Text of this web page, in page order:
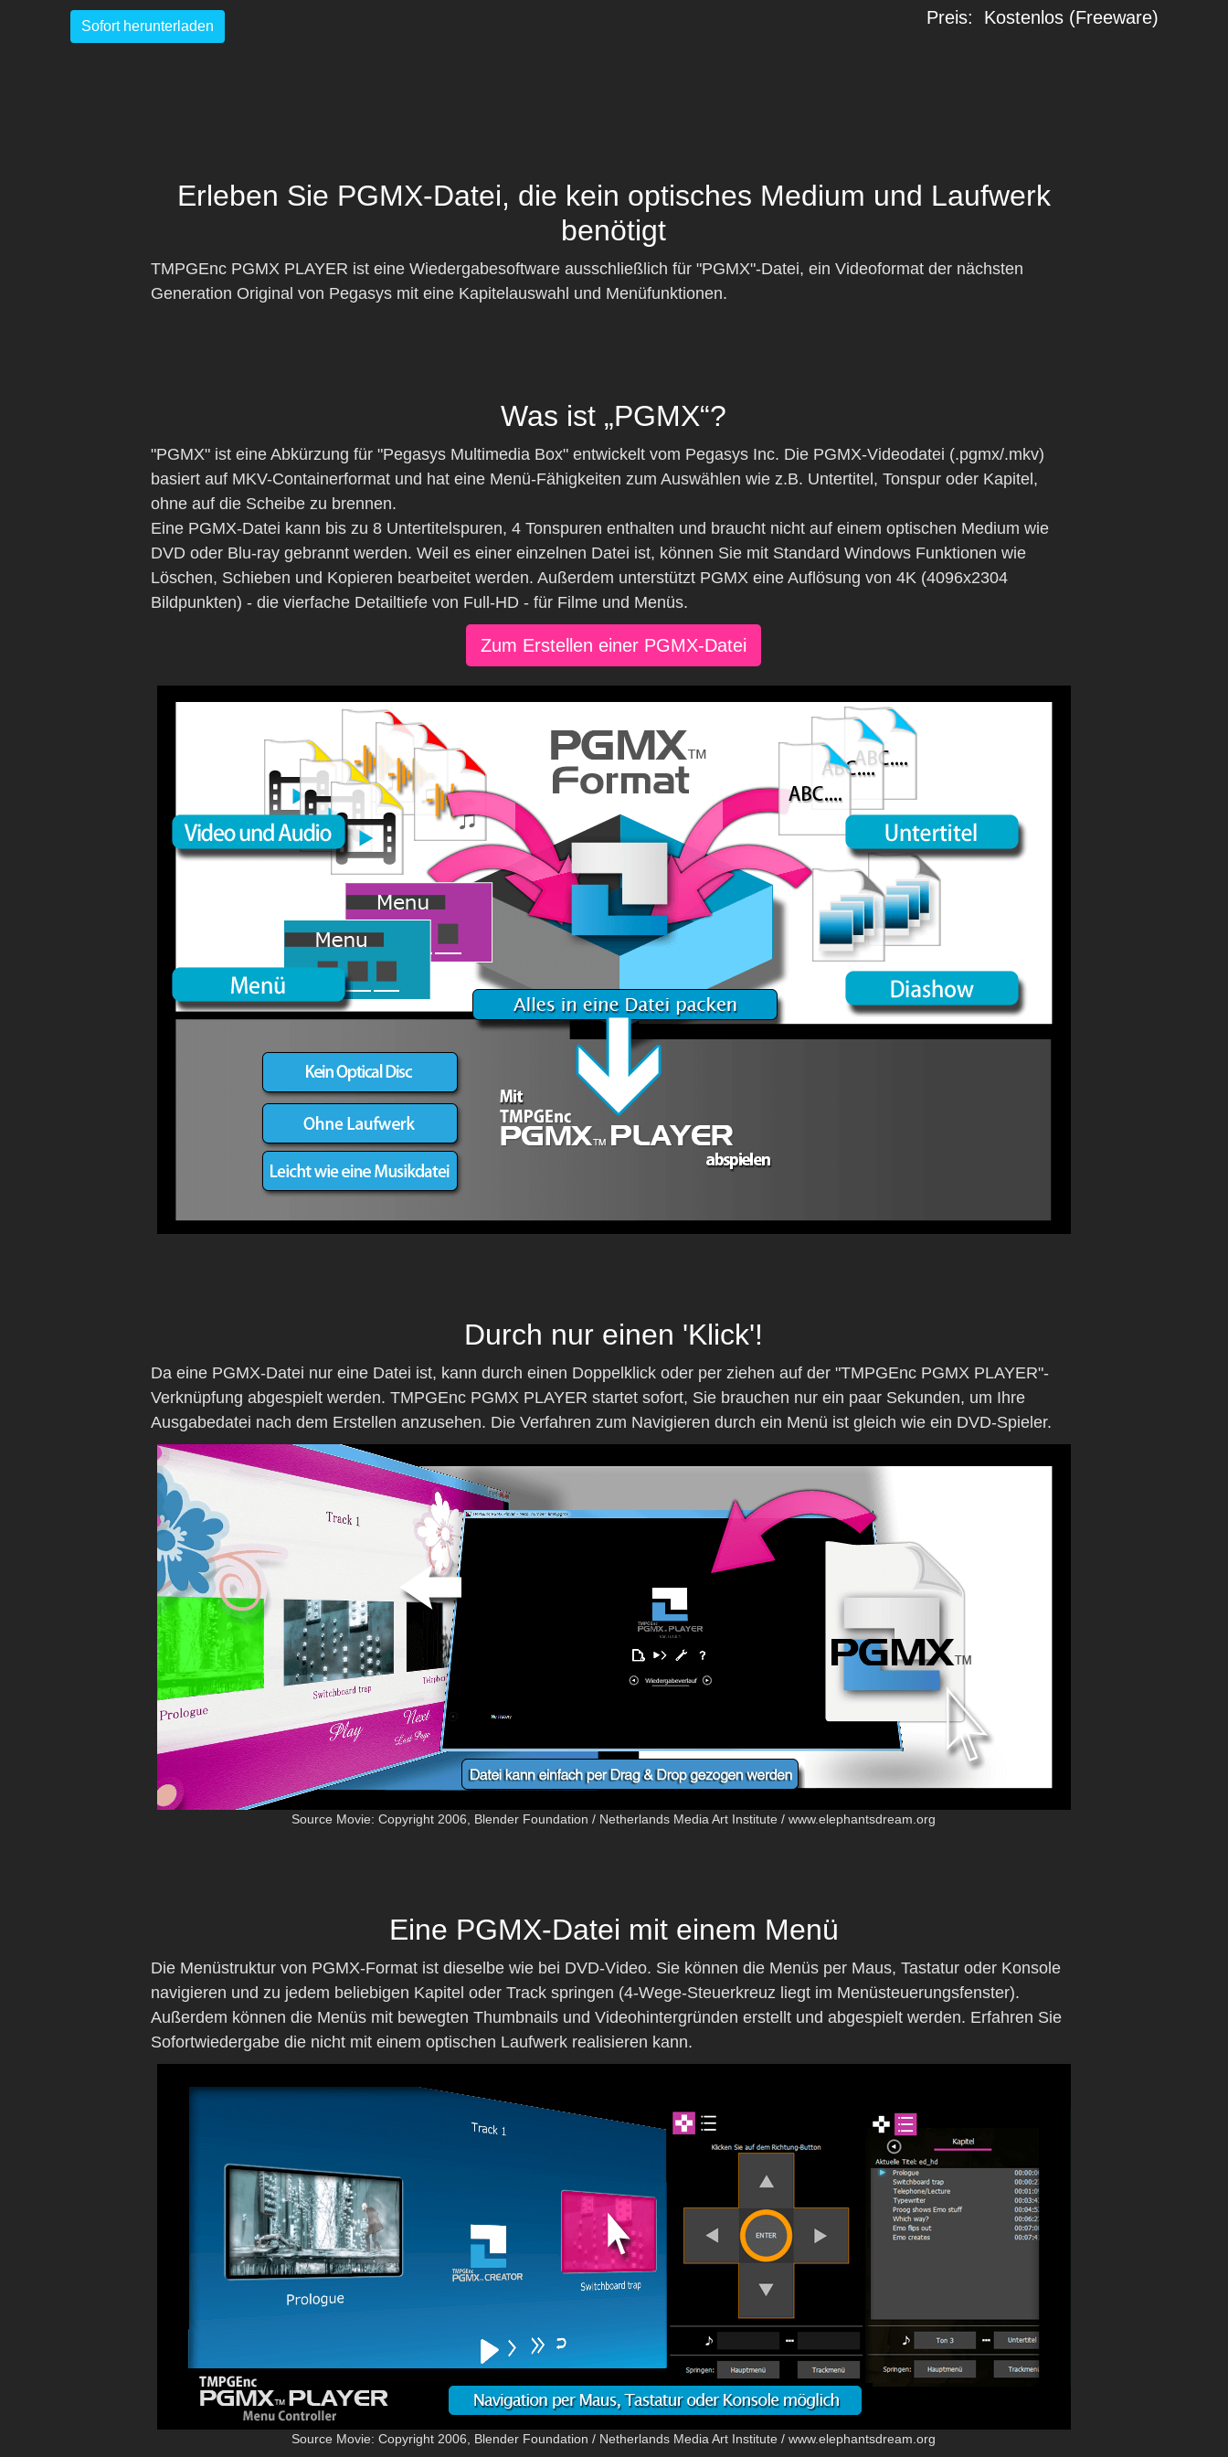
Preis: Kostenlos (Freeware)
Sofort herunterladen
Erleben Sie PGMX-Datei, die kein optisches Medium und Laufwerk
benötigt
TMPGEnc PGMX PLAYER ist eine Wiedergabesoftware ausschließlich für "PGMX"-Datei, ein Videoformat der nächsten
Generation Original von Pegasys mit eine Kapitelauswahl und Menüfunktionen.
Was ist „PGMX“?
"PGMX" ist eine Abkürzung für "Pegasys Multimedia Box" entwickelt vom Pegasys Inc. Die PGMX-Videodatei (.pgmx/.mkv)
basiert auf MKV-Containerformat und hat eine Menü-Fähigkeiten zum Auswählen wie z.B. Untertitel, Tonspur oder Kapitel,
ohne auf die Scheibe zu brennen.
Eine PGMX-Datei kann bis zu 8 Untertitelspuren, 4 Tonspuren enthalten und braucht nicht auf einem optischen Medium wie
DVD oder Blu-ray gebrannt werden. Weil es einer einzelnen Datei ist, können Sie mit Standard Windows Funktionen wie
Löschen, Schieben und Kopieren bearbeitet werden. Außerdem unterstützt PGMX eine Auflösung von 4K (4096x2304
Bildpunkten) - die vierfache Detailtiefe von Full-HD - für Filme und Menüs.
Zum Erstellen einer PGMX-Datei
Durch nur einen 'Klick'!
Da eine PGMX-Datei nur eine Datei ist, kann durch einen Doppelklick oder per ziehen auf der "TMPGEnc PGMX PLAYER"-
Verknüpfung abgespielt werden. TMPGEnc PGMX PLAYER startet sofort, Sie brauchen nur ein paar Sekunden, um Ihre
Ausgabedatei nach dem Erstellen anzusehen. Die Verfahren zum Navigieren durch ein Menü ist gleich wie ein DVD-Spieler.
Source Movie: Copyright 2006, Blender Foundation / Netherlands Media Art Institute / www.elephantsdream.org
Eine PGMX-Datei mit einem Menü
Die Menüstruktur von PGMX-Format ist dieselbe wie bei DVD-Video. Sie können die Menüs per Maus, Tastatur oder Konsole
navigieren und zu jedem beliebigen Kapitel oder Track springen (4-Wege-Steuerkreuz liegt im Menüsteuerungsfenster).
Außerdem können die Menüs mit bewegten Thumbnails und Videohintergründen erstellt und abgespielt werden. Erfahren Sie
Sofortwiedergabe die nicht mit einem optischen Laufwerk realisieren kann.
Source Movie: Copyright 2006, Blender Foundation / Netherlands Media Art Institute / www.elephantsdream.org